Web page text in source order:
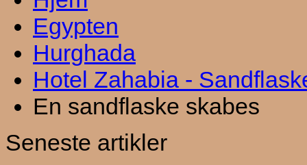
Egypten
Hurghada
Hotel Zahabia -
En sandflaske skabes
Seneste artikler